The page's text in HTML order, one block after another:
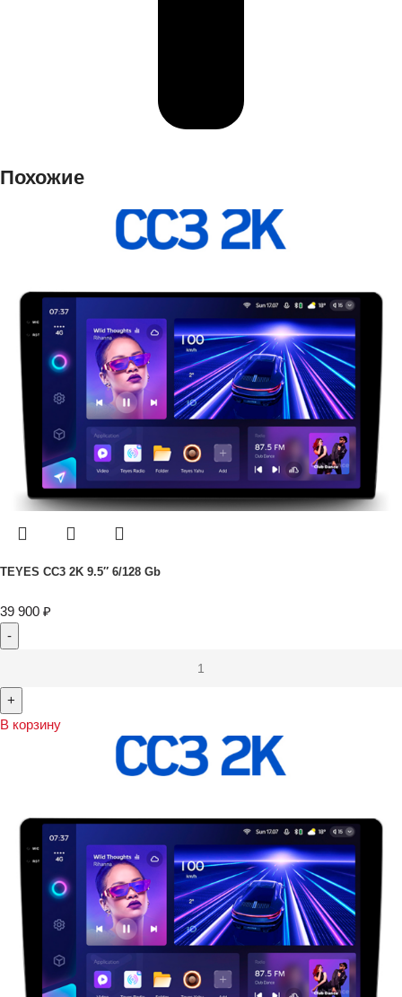
Похожие
TEYES CC3 2K 9.5″ 6/128 Gb
39 900 ₽
В корзину